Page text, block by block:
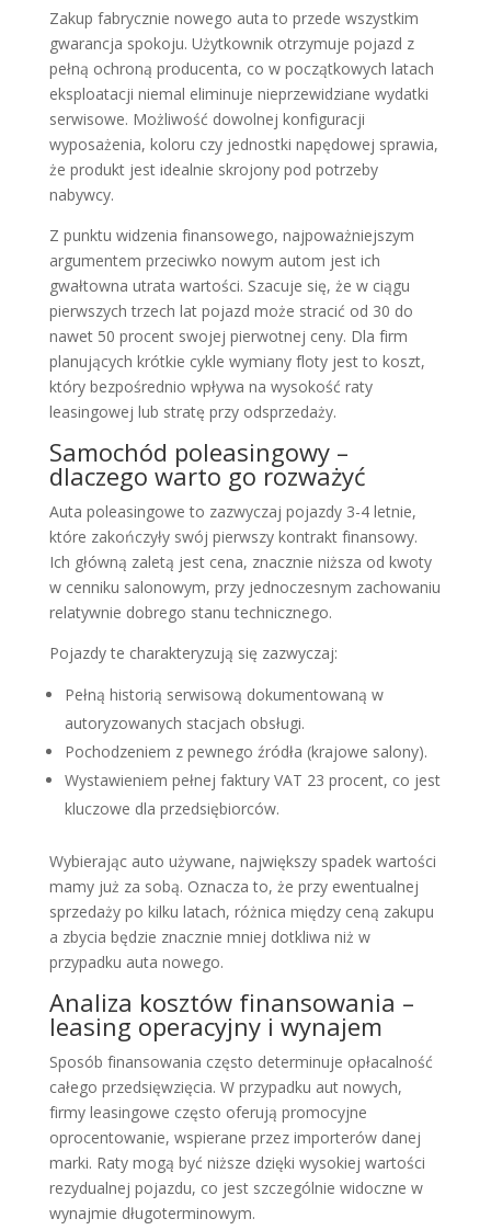
Zakup fabrycznie nowego auta to przede wszystkim
gwarancja spokoju. Użytkownik otrzymuje pojazd z
pełną ochroną producenta, co w początkowych latach
eksploatacji niemal eliminuje nieprzewidziane wydatki
serwisowe. Możliwość dowolnej konfiguracji
wyposażenia, koloru czy jednostki napędowej sprawia,
że produkt jest idealnie skrojony pod potrzeby
nabywcy.
Z punktu widzenia finansowego, najpoważniejszym
argumentem przeciwko nowym autom jest ich
gwałtowna utrata wartości. Szacuje się, że w ciągu
pierwszych trzech lat pojazd może stracić od 30 do
nawet 50 procent swojej pierwotnej ceny. Dla firm
planujących krótkie cykle wymiany floty jest to koszt,
który bezpośrednio wpływa na wysokość raty
leasingowej lub stratę przy odsprzedaży.
Samochód poleasingowy –
dlaczego warto go rozważyć
Auta poleasingowe to zazwyczaj pojazdy 3-4 letnie,
które zakończyły swój pierwszy kontrakt finansowy.
Ich główną zaletą jest cena, znacznie niższa od kwoty
w cenniku salonowym, przy jednoczesnym zachowaniu
relatywnie dobrego stanu technicznego.
Pojazdy te charakteryzują się zazwyczaj:
Pełną historią serwisową dokumentowaną w
autoryzowanych stacjach obsługi.
Pochodzeniem z pewnego źródła (krajowe salony).
Wystawieniem pełnej faktury VAT 23 procent, co jest
kluczowe dla przedsiębiorców.
Wybierając auto używane, największy spadek wartości
mamy już za sobą. Oznacza to, że przy ewentualnej
sprzedaży po kilku latach, różnica między ceną zakupu
a zbycia będzie znacznie mniej dotkliwa niż w
przypadku auta nowego.
Analiza kosztów finansowania –
leasing operacyjny i wynajem
Sposób finansowania często determinuje opłacalność
całego przedsięwzięcia. W przypadku aut nowych,
firmy leasingowe często oferują promocyjne
oprocentowanie, wspierane przez importerów danej
marki. Raty mogą być niższe dzięki wysokiej wartości
rezydualnej pojazdu, co jest szczególnie widoczne w
wynajmie długoterminowym.